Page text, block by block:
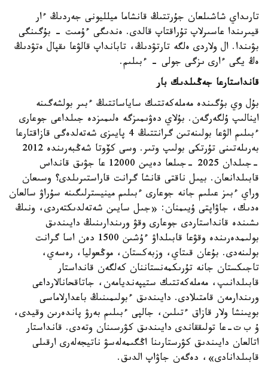
تارىداي شاشىلعان جۇرتتىڭ قانشاما ميلليونى جەردىڭ ءار
قيىرىندا عاسىرلاپ تۇراقتاپ قالدى. ەندىگى ءۇمىت - بۇگىنگى
بۋىندا. ال ولاردى ەلگە تارتۋدىڭ، تابانداپ قالۋعا ىقپال ەتۋدىڭ
ەڭ يگى ءارى ىزگى جولى - ءبىلىم.
قانداستارعا جەڭىلدىك بار
بۇل وي بۇگىندە مەملەكەتتىك ساياساتتىڭ ءبىر بولشەگىنە
اينالىپ ۇلگەرگەن. بۇلاي دەۋىمىزگە ەلىمىزدە جىلداعى جوعارى
ءبىلىم الۋعا بولىنەتىن گرانتتىڭ 4 پايىزى شەتەلدەگى قازاقتارعا
بەرىلەتىنى تۇرتكى بولىپ وتىر. وسى كۆوتا شەڭبەرىندە 2012
-جىلدان 2025 -جىلعا دەيىن 12000 عا جۋىق قانداس
قابىلدانعان. بيىل ناقتى قانشا گرانت قاراستىرىلدى؟ وسىعان
وراي ءبىز عىلىم جانە جوعارى ءبىلىم مينيسترلىگىنە سۇراۋ سالعان
ەدىك، جاۋاپتى ۇيىمنان: «جىل سايىن شەتەلدىكتەردى، ونىڭ
ىشىندە قانداستاردى جوعارى وقۋ ورىندارىنىڭ دايىندىق
بولىمدەرىندە وقۋعا قابىلداۋ ءۇشىن 1500 دەن اسا گرانت
بولىنەدى. بۇعان قىتاي، وزبەكستان، موڭعوليا، رەسەي،
تاجىكستان جانە تۇرىكمەنستاننان كەلگەن قانداستار
قابىلدانىپ، مەملەكەتتىك ستيپەنديامەن، جاتاقحانالارداعى
ورىندارمەن قامتىلادى. دايىندىق ءبولىمىنىڭ باعدارلاماسى
بويىنشا ولار قازاق ءتىلىن، جالپى ءبىلىم بەرۋ پاندەرىن وقيدى،
ۇ ب ت-عا تولىققاندى دايىندىق كۋرسىنان وتەدى. قانداستار
اتالعان دايىندىق كۋرستارىنا اڭگىمەلەسۋ ناتيجەلەرى ارقىلى
قابىلدانادى»، دەگەن جاۋاپ الدىق.